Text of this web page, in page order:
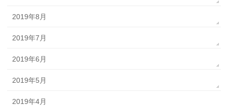
2019年8月
2019年7月
2019年6月
2019年5月
2019年4月